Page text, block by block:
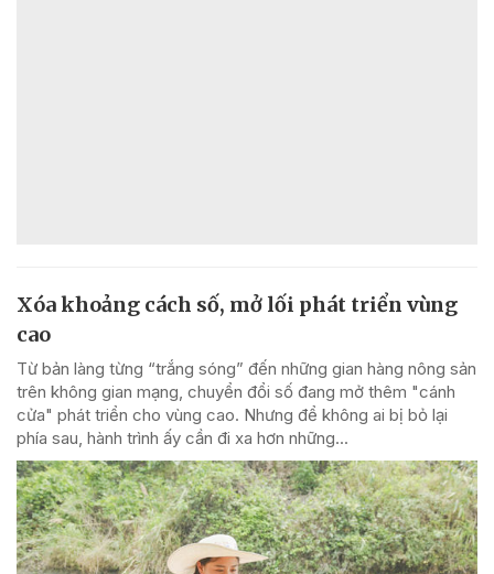
Xóa khoảng cách số, mở lối phát triển vùng
cao
Từ bản làng từng “trắng sóng” đến những gian hàng nông sản
trên không gian mạng, chuyển đổi số đang mở thêm "cánh
cửa" phát triển cho vùng cao. Nhưng để không ai bị bỏ lại
phía sau, hành trình ấy cần đi xa hơn những...